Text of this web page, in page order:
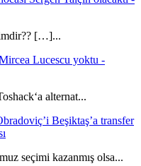
[…]...
Lucescu yoktu -
alternat...
Beşiktaş’a transfer
seçimi kazanmış olsa...